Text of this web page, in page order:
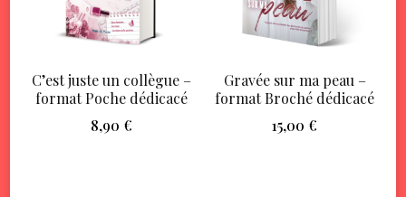
C’est juste un collègue –
format Poche dédicacé
8,90 €
Gravée sur ma peau –
format Broché dédicacé
15,00 €